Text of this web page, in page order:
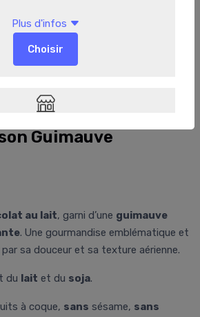
Guimauve
au lait, garni d’une guimauve
. Une gourmandise emblématique et
sa douceur et sa texture aérienne.
du lait et du soja.
à coque, sans sésame, sans